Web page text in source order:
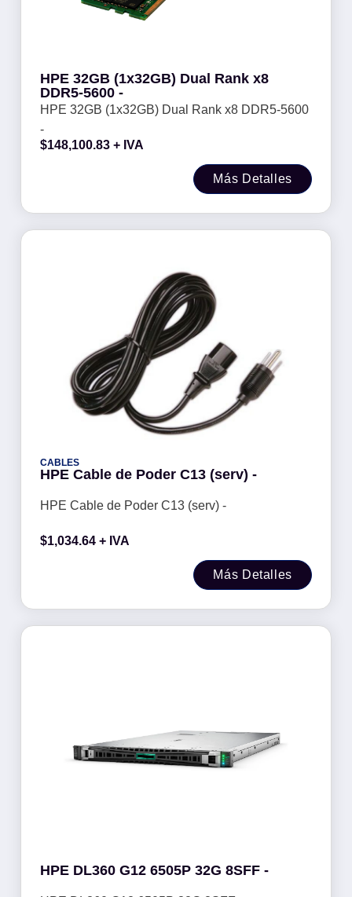
HPE 32GB (1x32GB) Dual Rank x8
DDR5-5600 -
HPE 32GB (1x32GB) Dual Rank x8 DDR5-5600
-
$148,100.83 + IVA
Más Detalles
CABLES
HPE Cable de Poder C13 (serv) -
HPE Cable de Poder C13 (serv) -
$1,034.64 + IVA
Más Detalles
HPE DL360 G12 6505P 32G 8SFF -